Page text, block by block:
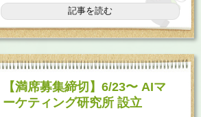
記事を読む
【満席募集締切】6/23〜 AIマ
ーケティング研究所 設立